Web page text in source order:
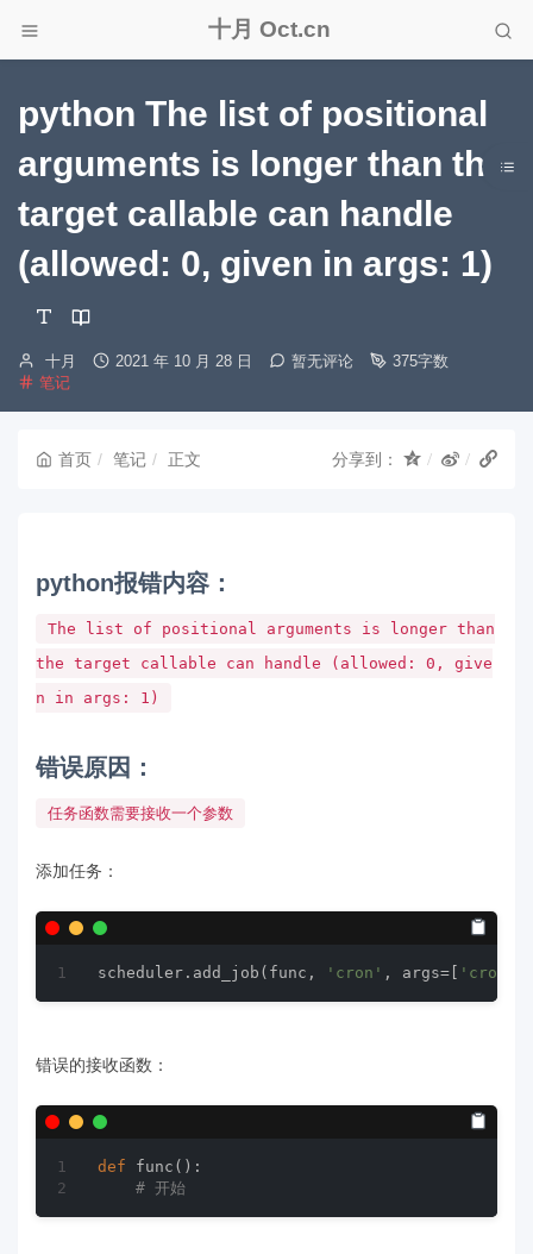
十月 Oct.cn
python The list of positional
arguments is longer than the
target callable can handle
(allowed: 0, given in args: 1)
博
主：
十月
发
2021 年 10 月 28 日 暂无评论
375字数
分
笔记
首页 笔记 正文 分享到：
python报错内容：
The list of positional arguments is longer than
the target callable can handle (allowed: 0, give
n in args: 1)
错误原因：
任务函数需要接收一个参数
添加任务：
scheduler.add_job(func, 'cron' , args=[ 'cron'
错误的接收函数：
def func () :
# 开始